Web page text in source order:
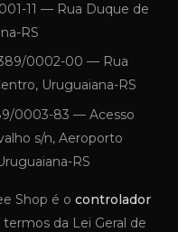
11 — Rua Duque de
RS
0002-00 — Rua
Uruguaiana-RS
0003-83 — Acesso
s/n, Aeroporto
RS
Shop é o controlador
da Lei Geral de